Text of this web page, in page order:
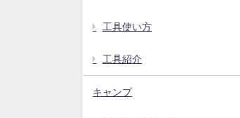
工具使い方
工具紹介
キャンプ